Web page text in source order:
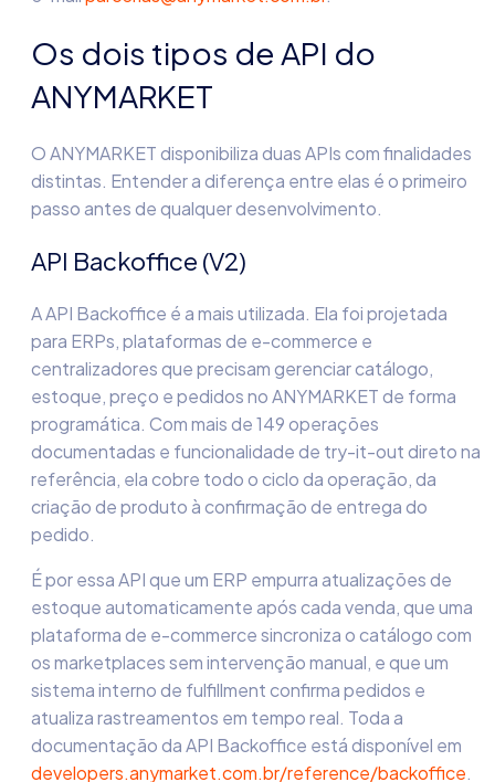
Os dois tipos de API do
ANYMARKET
O ANYMARKET disponibiliza duas APIs com finalidades
distintas. Entender a diferença entre elas é o primeiro
passo antes de qualquer desenvolvimento.
API Backoffice (V2)
A API Backoffice é a mais utilizada. Ela foi projetada
para ERPs, plataformas de e-commerce e
centralizadores que precisam gerenciar catálogo,
estoque, preço e pedidos no ANYMARKET de forma
programática. Com mais de 149 operações
documentadas e funcionalidade de try-it-out direto na
referência, ela cobre todo o ciclo da operação, da
criação de produto à confirmação de entrega do
pedido.
É por essa API que um ERP empurra atualizações de
estoque automaticamente após cada venda, que uma
plataforma de e-commerce sincroniza o catálogo com
os marketplaces sem intervenção manual, e que um
sistema interno de fulfillment confirma pedidos e
atualiza rastreamentos em tempo real. Toda a
documentação da API Backoffice está disponível em
developers.anymarket.com.br/reference/backoffice.